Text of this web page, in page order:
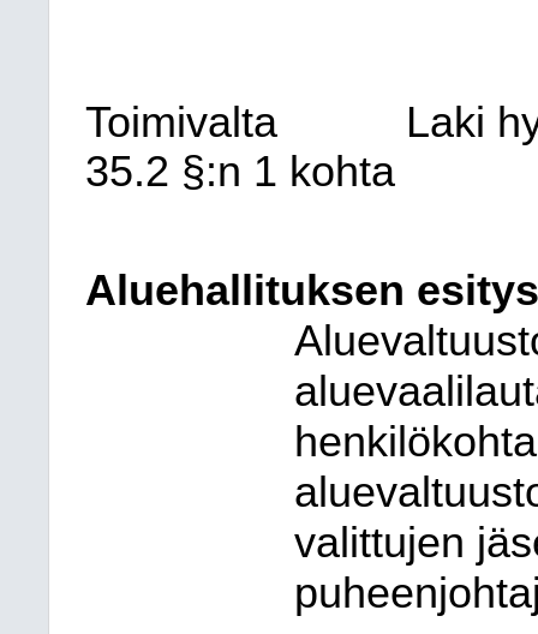
Toimivalta
Laki
35.2 §:n 1 kohta
Aluehallituksen
valittujen